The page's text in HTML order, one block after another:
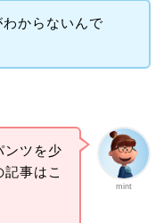
からないんで
mint
ンツを少
事はこ